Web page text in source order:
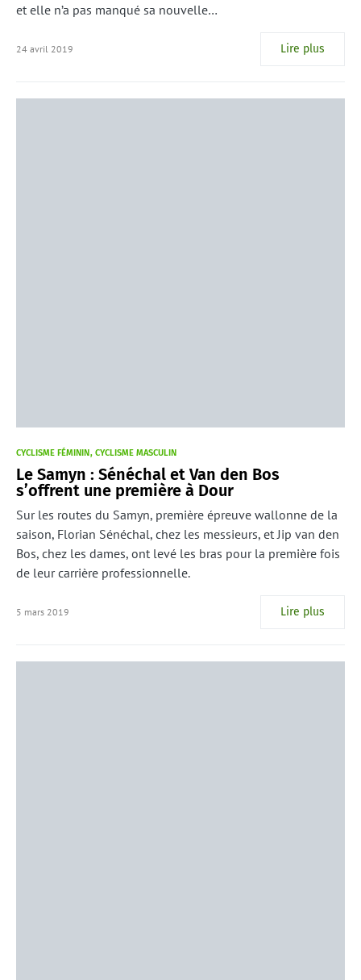
et elle n’a pas manqué sa nouvelle…
24 avril 2019 Lire plus
CYCLISME FÉMININ CYCLISME MASCULIN
Le Samyn : Sénéchal et Van den Bos
s’offrent une première à Dour
Sur les routes du Samyn, première épreuve wallonne de la
saison, Florian Sénéchal, chez les messieurs, et Jip van den
Bos, chez les dames, ont levé les bras pour la première fois
de leur carrière professionnelle.
5 mars 2019 Lire plus